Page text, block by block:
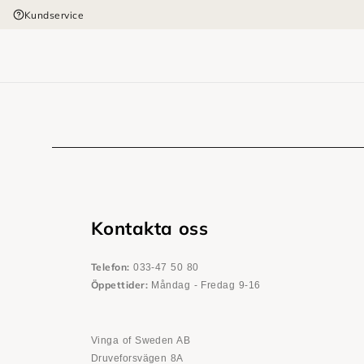
Kundservice
Kontakta oss
Telefon: 033-47 50 80
Öppettider:Måndag - Fredag 9-16
Vinga of Sweden AB
Druveforsvägen 8A